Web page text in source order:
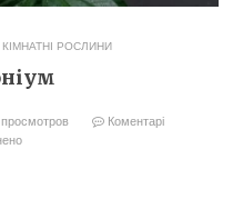
КІМНАТНІ РОСЛИНИ
просмотров
Коментарі